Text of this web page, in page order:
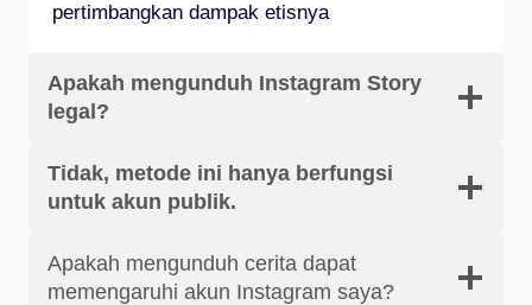
pertimbangkan dampak etisnya
Apakah mengunduh Instagram Story
legal?
Tidak, metode ini hanya berfungsi
untuk akun publik.
Apakah mengunduh cerita dapat
memengaruhi akun Instagram saya?